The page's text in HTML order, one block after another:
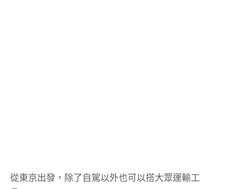
從東京出發，除了自駕以外也可以搭大眾運輸工